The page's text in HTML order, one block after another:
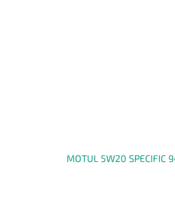
MOTUL 5W20 SPECIFIC